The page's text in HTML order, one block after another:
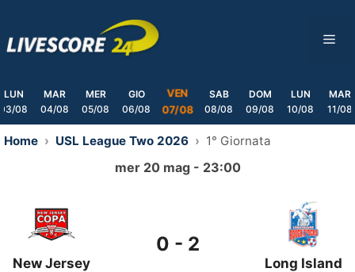
content
LUN
03/08
MAR
04/08
MER
05/08
GIO
06/08
VEN
07/08
SAB
08/08
DOM
09/08
LUN
10/08
MAR
11/08
Home USL League Two 2026 1° Giornata
mer 20 mag - 23:00
New Jersey
0 - 2
Long Island